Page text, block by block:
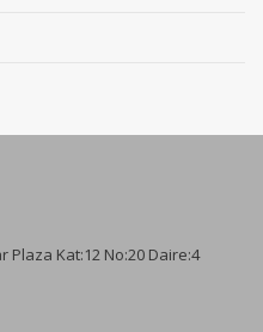
Plaza Kat:12 No:20 Daire:4